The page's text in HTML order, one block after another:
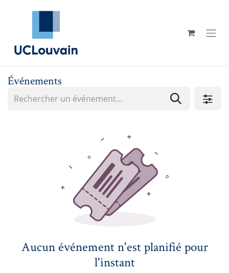
Se rendre au contenu
Événements
Aucun événement n'est planifié pour
l'instant